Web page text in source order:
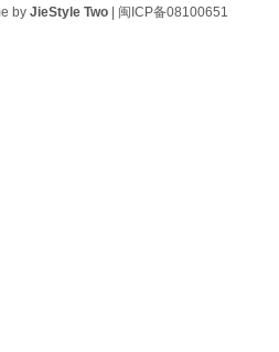
by JieStyle Two| 闽ICP备08100651